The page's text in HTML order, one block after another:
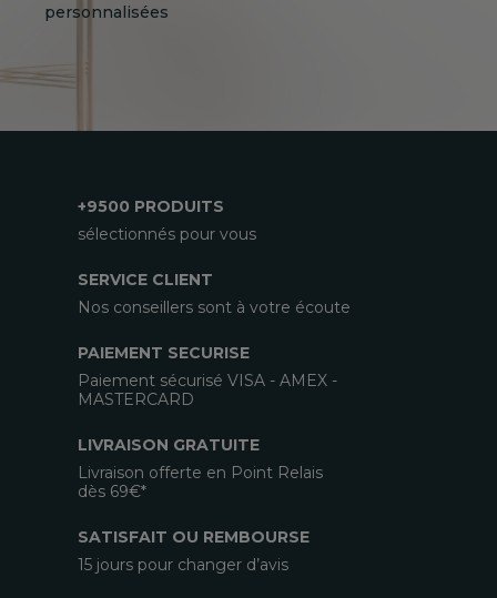
personnalisées
+9500 PRODUITS
sélectionnés pour vous
SERVICE CLIENT
Nos conseillers sont à votre écoute
PAIEMENT SECURISE
Paiement sécurisé VISA - AMEX -
MASTERCARD
LIVRAISON GRATUITE
Livraison offerte en Point Relais
dès 69€*
SATISFAIT OU REMBOURSE
15 jours pour changer d’avis